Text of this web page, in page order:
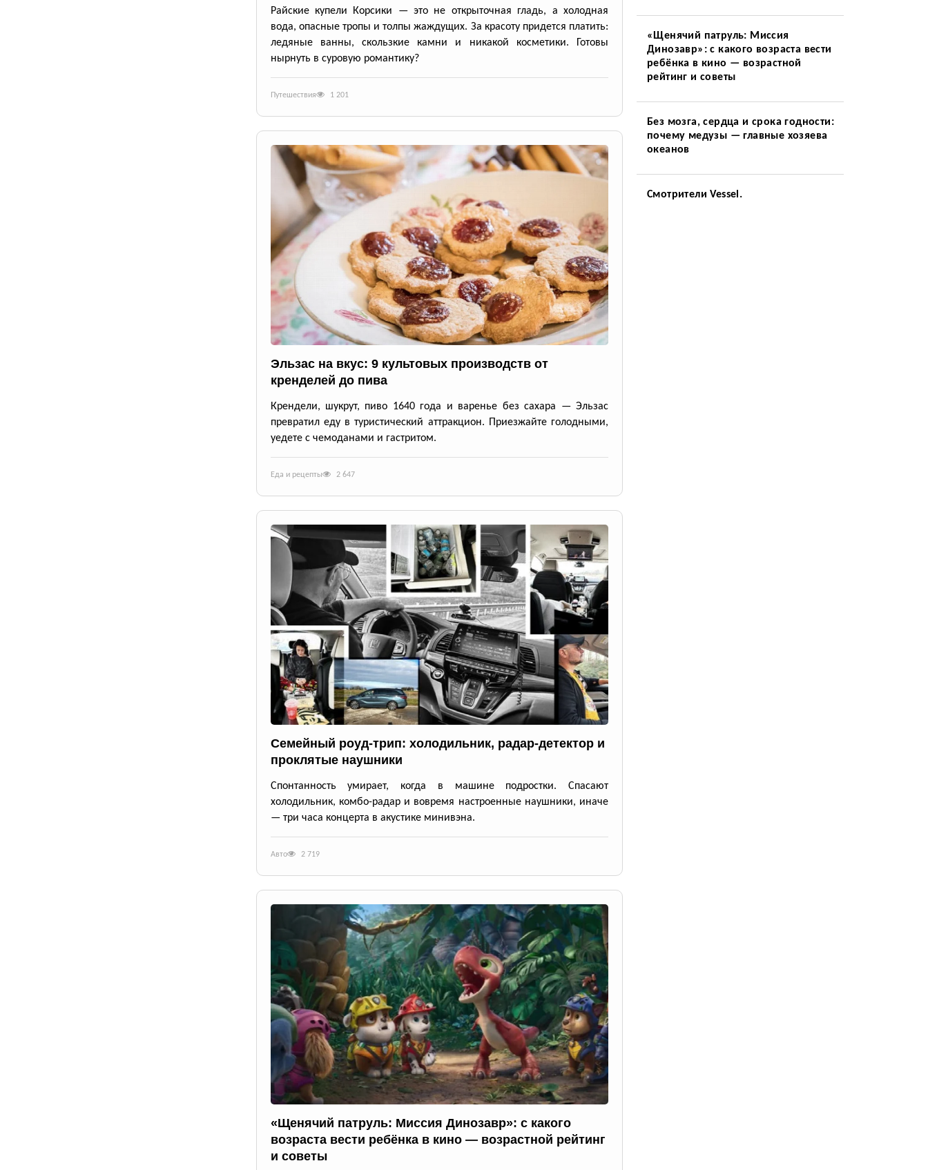
Райские купели Корсики — это не открыточная гладь, а холодная
вода, опасные тропы и толпы жаждущих. За красоту придется платить:
ледяные ванны, скользкие камни и никакой косметики. Готовы
нырнуть в суровую романтику?
Путешествия 1 201
Эльзас на вкус: 9 культовых производств от
кренделей до пива
Крендели, шукрут, пиво 1640 года и варенье без сахара — Эльзас
превратил еду в туристический аттракцион. Приезжайте голодными,
уедете с чемоданами и гастритом.
Еда и рецепты 2 647
Семейный роуд-трип: холодильник, радар-детектор и
проклятые наушники
Спонтанность умирает, когда в машине подростки. Спасают
холодильник, комбо-радар и вовремя настроенные наушники, иначе
— три часа концерта в акустике минивэна.
Авто 2 719
«Щенячий патруль: Миссия Динозавр»: с какого
возраста вести ребёнка в кино — возрастной рейтинг
и советы
«Щенячий патруль: Миссия
Динозавр»: с какого возраста вести
ребёнка в кино — возрастной
рейтинг и советы
Без мозга, сердца и срока годности:
почему медузы — главные хозяева
океанов
Смотрители Vessel.